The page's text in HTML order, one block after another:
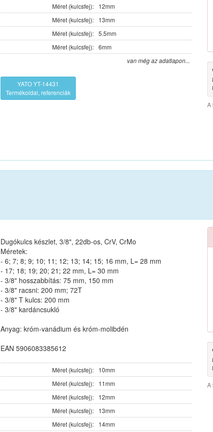
Méret (kulcsfej):
12mm
Méret (kulcsfej):
13mm
Méret (kulcsfej):
5.5mm
Méret (kulcsfej):
6mm
van még az adatlapon...
YATO YT-14431
Termékoldal, referenciák
A
Dugókulcs készlet, 3/8", 22db-os, CrV, CrMo
Méretek:
- 6; 7; 8; 9; 10; 11; 12; 13; 14; 15; 16 mm, L= 28 mm
- 17; 18; 19; 20; 21; 22 mm, L= 30 mm
- 3/8" hosszabbítás: 75 mm, 150 mm
- 3/8" racsni: 200 mm; 72T
- 3/8" T kulcs: 200 mm
- 3/8" kardáncsukló
Anyag: króm-vanádium és króm-molibdén
EAN 5906083385612
Méret (kulcsfej):
10mm
Méret (kulcsfej):
11mm
Méret (kulcsfej):
12mm
Méret (kulcsfej):
13mm
Méret (kulcsfej):
14mm
A